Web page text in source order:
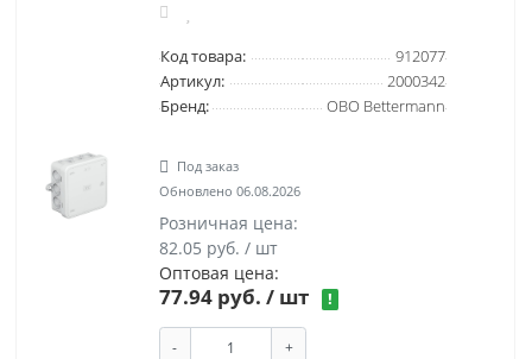
Код товара:
912077
Артикул:
2000342
Бренд:
OBO Bettermann
Под заказ
Обновлено 06.08.2026
Розничная цена:
82.05 руб. / шт
Оптовая цена:
77.94 руб. / шт !
- +